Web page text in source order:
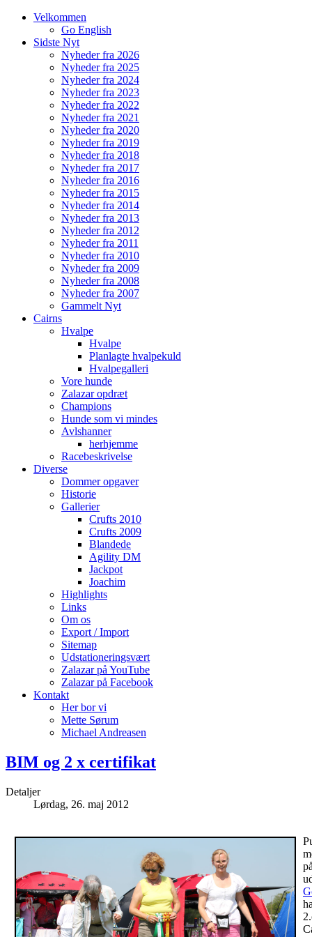
Velkommen
Go English
Sidste Nyt
Nyheder fra 2026
Nyheder fra 2025
Nyheder fra 2024
Nyheder fra 2023
Nyheder fra 2022
Nyheder fra 2021
Nyheder fra 2020
Nyheder fra 2019
Nyheder fra 2018
Nyheder fra 2017
Nyheder fra 2016
Nyheder fra 2015
Nyheder fra 2014
Nyheder fra 2013
Nyheder fra 2012
Nyheder fra 2011
Nyheder fra 2010
Nyheder fra 2009
Nyheder fra 2008
Nyheder fra 2007
Gammelt Nyt
Cairns
Hvalpe
Hvalpe
Planlagte hvalpekuld
Hvalpegalleri
Vore hunde
Zalazar opdræt
Champions
Hunde som vi mindes
Avlshanner
herhjemme
Racebeskrivelse
Diverse
Dommer opgaver
Historie
Gallerier
Crufts 2010
Crufts 2009
Blandede
Agility DM
Jackpot
Joachim
Highlights
Links
Om os
Export / Import
Sitemap
Udstationeringsvært
Zalazar på YouTube
Zalazar på Facebook
Kontakt
Her bor vi
Mette Sørum
Michael Andreasen
BIM og 2 x certifikat
Detaljer
Lørdag, 26. maj 2012
2.